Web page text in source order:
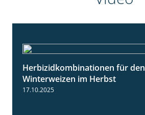
Herbizidkombinationen für den
Winterweizen im Herbst
17.10.2025